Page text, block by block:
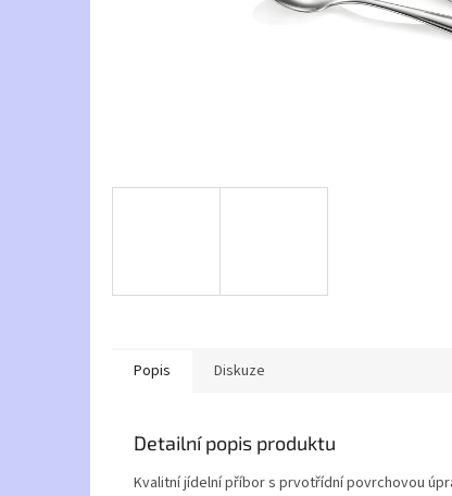
Popis Diskuze
Detailní popis produktu
Kvalitní jídelní příbor s prvotřídní povrchovou